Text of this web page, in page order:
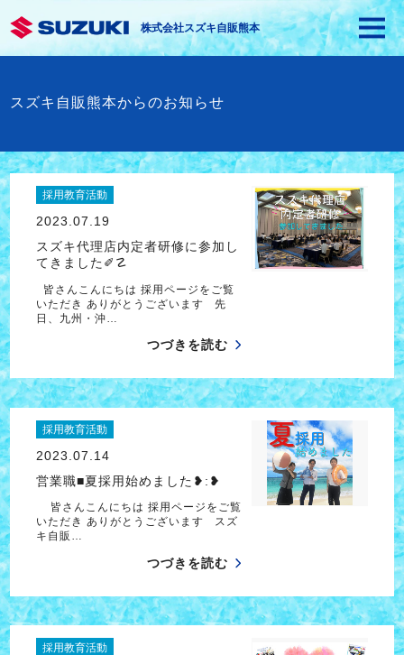
株式会社スズキ自販熊本
スズキ自販熊本からのお知らせ
採用教育活動
2023.07.19
スズキ代理店内定者研修に参加し
てきました✐☡
皆さんこんにちは 採用ページをご覧
いただき ありがとうございます 先
日、九州・沖…
つづきを読む
採用教育活動
2023.07.14
営業職■夏採用始めました❥︎:❥︎
皆さんこんにちは 採用ページをご覧
いただき ありがとうございます スズ
キ自販…
つづきを読む
採用教育活動